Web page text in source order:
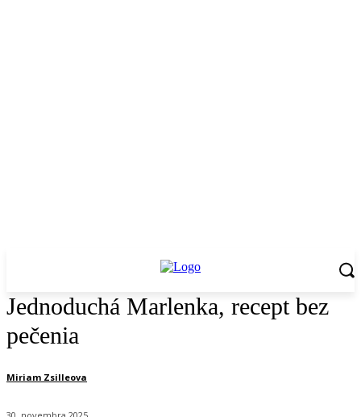
Jednoduchá Marlenka, recept bez
pečenia
Miriam Zsilleova